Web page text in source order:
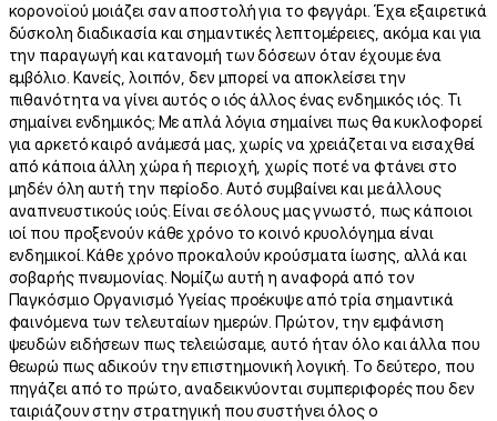
κορονοϊού μοιάζει σαν αποστολή για το φεγγάρι. Έχει εξαιρετικά
δύσκολη διαδικασία και σημαντικές λεπτομέρειες, ακόμα και για
την παραγωγή και κατανομή των δόσεων όταν έχουμε ένα
εμβόλιο. Κανείς, λοιπόν, δεν μπορεί να αποκλείσει την
πιθανότητα να γίνει αυτός ο ιός άλλος ένας ενδημικός ιός. Τι
σημαίνει ενδημικός; Με απλά λόγια σημαίνει πως θα κυκλοφορεί
για αρκετό καιρό ανάμεσά μας, χωρίς να χρειάζεται να εισαχθεί
από κάποια άλλη χώρα ή περιοχή, χωρίς ποτέ να φτάνει στο
μηδέν όλη αυτή την περίοδο. Αυτό συμβαίνει και με άλλους
αναπνευστικούς ιούς. Είναι σε όλους μας γνωστό, πως κάποιοι
ιοί που προξενούν κάθε χρόνο το κοινό κρυολόγημα είναι
ενδημικοί. Κάθε χρόνο προκαλούν κρούσματα ίωσης, αλλά και
σοβαρής πνευμονίας. Νομίζω αυτή η αναφορά από τον
Παγκόσμιο Οργανισμό Υγείας προέκυψε από τρία σημαντικά
φαινόμενα των τελευταίων ημερών. Πρώτον, την εμφάνιση
ψευδών ειδήσεων πως τελειώσαμε, αυτό ήταν όλο και άλλα που
θεωρώ πως αδικούν την επιστημονική λογική. Το δεύτερο, που
πηγάζει από το πρώτο, αναδεικνύονται συμπεριφορές που δεν
ταιριάζουν στην στρατηγική που συστήνει όλος ο